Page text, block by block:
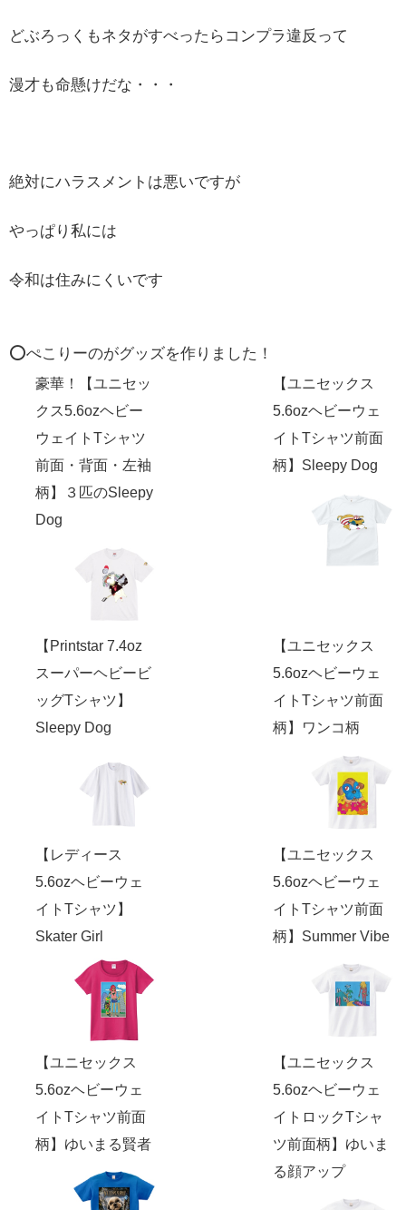
どぶろっくもネタがすべったらコンプラ違反って
漫才も命懸けだな・・・
絶対にハラスメントは悪いですが
やっぱり私には
令和は住みにくいです
⭕️ぺこりーのがグッズを作りました！
豪華！【ユニセッ
クス5.6ozヘビー
ウェイトTシャツ
前面・背面・左袖
柄】３匹のSleepy
Dog
【ユニセックス
5.6ozヘビーウェ
イトTシャツ前面
柄】Sleepy Dog
【Printstar 7.4oz
スーパーヘビービ
ッグTシャツ】
Sleepy Dog
【ユニセックス
5.6ozヘビーウェ
イトTシャツ前面
柄】ワンコ柄
【レディース
5.6ozヘビーウェ
イトTシャツ】
Skater Girl
【ユニセックス
5.6ozヘビーウェ
イトTシャツ前面
柄】Summer Vibe
【ユニセックス
5.6ozヘビーウェ
イトTシャツ前面
柄】ゆいまる賢者
【ユニセックス
5.6ozヘビーウェ
イトロックTシャ
ツ前面柄】ゆいま
る顔アップ